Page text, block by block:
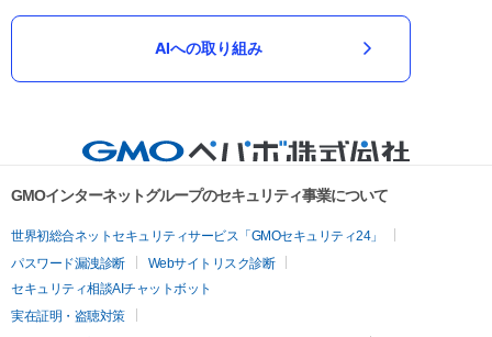
AIへの取り組み
GMOインターネットグループのセキュリティ事業について
世界初総合ネットセキュリティサービス「GMOセキュリティ24」
パスワード漏洩診断
Webサイトリスク診断
セキュリティ相談AIチャットボット
実在証明・盗聴対策